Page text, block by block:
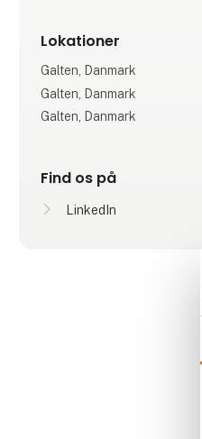
Lokationer
Galten, Danmark
Galten, Danmark
Galten, Danmark
Find os på
LinkedIn